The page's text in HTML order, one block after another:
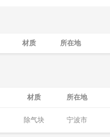
材质 所在地
材质 所在地
除气块 宁波市